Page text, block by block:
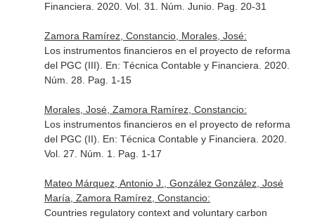
Financiera . 2020. Vol. 31. Núm. Junio. Pag. 20-31
Zamora Ramírez, Constancio, Morales, José:
Los instrumentos financieros en el proyecto de reforma
del PGC (III). En: Técnica Contable y Financiera . 2020.
Núm. 28. Pag. 1-15
Morales, José, Zamora Ramírez, Constancio:
Los instrumentos financieros en el proyecto de reforma
del PGC (II). En: Técnica Contable y Financiera . 2020.
Vol. 27. Núm. 1. Pag. 1-17
Mateo Márquez, Antonio J., González González, José
María, Zamora Ramírez, Constancio:
Countries regulatory context and voluntary carbon